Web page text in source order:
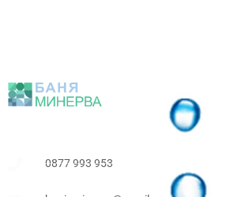
0877 993 953